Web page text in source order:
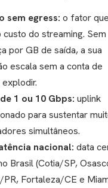
sem egress: o fator
custo do streaming. Sem
por GB de saída, a sua
escala sem a conta de
1 ou 10 Gbps: uplink
para sustentar
simultâneos.
nacional: data
Brasil (Cotia/SP,
PR, Fortaleza/CE e